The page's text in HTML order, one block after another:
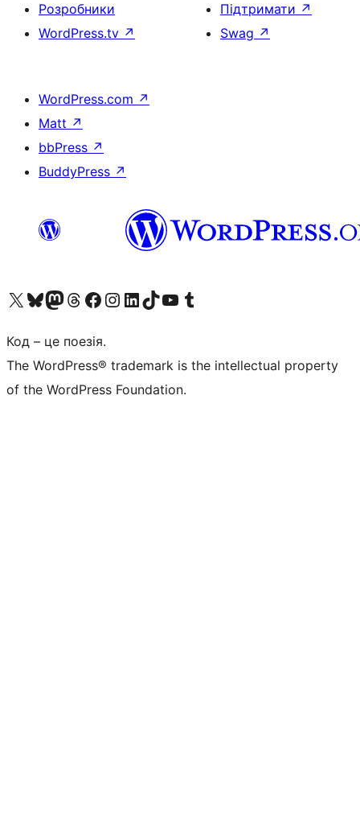
Розробники
WordPress.tv ↗
Підтримати ↗
Swag ↗
WordPress.com ↗
Matt ↗
bbPress ↗
BuddyPress ↗
Visit our X (formerly Twitter) account
Visit our Bluesky account
Завітайте до нашої стрічки в Mastodon
Visit our Threads account
Завітайте на нашу сторінку в Facebook
Visit our Instagram account
Visit our LinkedIn account
Visit our TikTok account
Visit our YouTube channel
Visit our Tumblr account
Код – це поезія.
The WordPress® trademark is the intellectual property
of the WordPress Foundation.